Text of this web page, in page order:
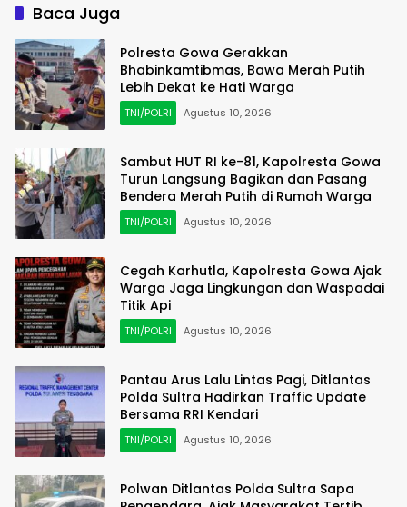
Baca Juga
Polresta Gowa Gerakkan
Bhabinkamtibmas, Bawa Merah Putih
Lebih Dekat ke Hati Warga
TNI/POLRI Agustus 10, 2026
Sambut HUT RI ke-81, Kapolresta Gowa
Turun Langsung Bagikan dan Pasang
Bendera Merah Putih di Rumah Warga
TNI/POLRI Agustus 10, 2026
Cegah Karhutla, Kapolresta Gowa Ajak
Warga Jaga Lingkungan dan Waspadai
Titik Api
TNI/POLRI Agustus 10, 2026
Pantau Arus Lalu Lintas Pagi, Ditlantas
Polda Sultra Hadirkan Traffic Update
Bersama RRI Kendari
TNI/POLRI Agustus 10, 2026
Polwan Ditlantas Polda Sultra Sapa